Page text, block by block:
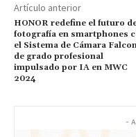
Artículo anterior
HONOR redefine el futuro
fotografía en smartphones
el Sistema de Cámara
de grado profesional
impulsado por IA en MWC
2024
-